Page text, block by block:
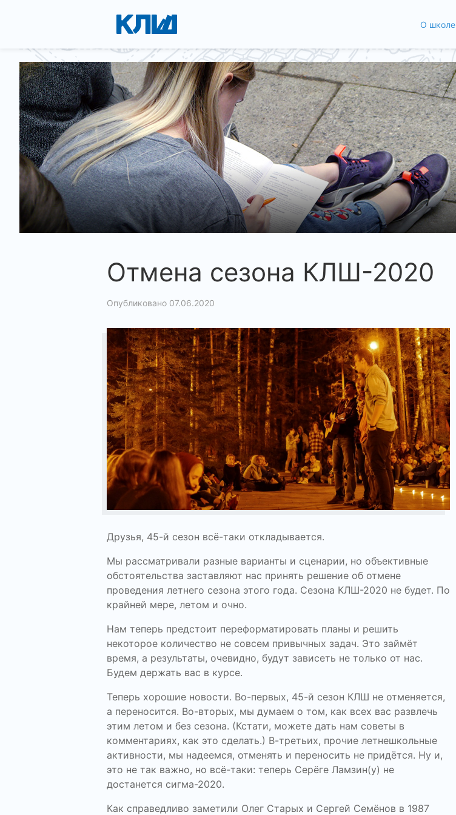
О школе
Отмена сезона КЛШ-2020
Опубликовано 07.06.2020
Друзья, 45-й сезон всё-таки откладывается.
Мы рассматривали разные варианты и сценарии, но объективные
обстоятельства заставляют нас принять решение об отмене
проведения летнего сезона этого года. Сезона КЛШ-2020 не будет. По
крайней мере, летом и очно.
Нам теперь предстоит переформатировать планы и решить
некоторое количество не совсем привычных задач. Это займёт
время, а результаты, очевидно, будут зависеть не только от нас.
Будем держать вас в курсе.
Теперь хорошие новости. Во-первых, 45-й сезон КЛШ не отменяется,
а переносится. Во-вторых, мы думаем о том, как всех вас развлечь
этим летом и без сезона. (Кстати, можете дать нам советы в
комментариях, как это сделать.) В-третьих, прочие летнешкольные
активности, мы надеемся, отменять и переносить не придётся. Ну и,
это не так важно, но всё-таки: теперь Серёге Ламзин(у) не
достанется сигма-2020.
Как справедливо заметили Олег Старых и Сергей Семёнов в 1987